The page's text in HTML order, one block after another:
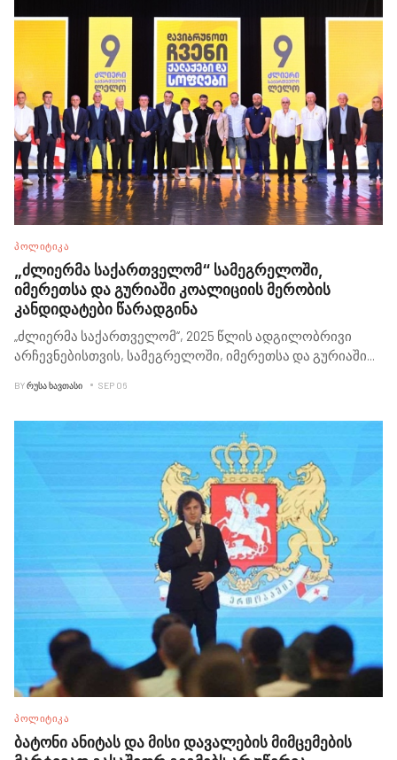
ᲞᲝᲚᲘᲢᲘᲙᲐ
„ძლიერმა საქართველომ“ სამეგრელოში,
იმერეთსა და გურიაში კოალიციის მერობის
კანდიდატები წარადგინა
„ძლიერმა საქართველომ“, 2025 წლის ადგილობრივი
არჩევნებისთვის, სამეგრელოში, იმერეთსა და გურიაში...
BYᲠᲣᲡᲐ ᲮᲐᲕᲗᲐᲡᲘ SEP 06
ᲞᲝᲚᲘᲢᲘᲙᲐ
ბატონი ანიტას და მისი დავალების მიმცემების